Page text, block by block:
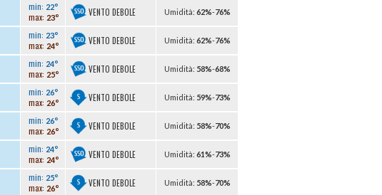
min: 22°
max: 23° VENTO DEBOLE Umidità: 62%-76%
min: 23°
max: 24° VENTO DEBOLE Umidità: 62%-76%
min: 24°
max: 25° VENTO DEBOLE Umidità: 58%-68%
min: 26°
max: 26° VENTO DEBOLE Umidità: 59%-73%
min: 26°
max: 26° VENTO DEBOLE Umidità: 58%-70%
min: 24°
max: 24° VENTO DEBOLE Umidità: 61%-73%
min: 25°
max: 26° VENTO DEBOLE Umidità: 58%-70%